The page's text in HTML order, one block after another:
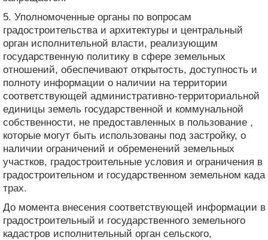
5. Уполномоченные органы по вопросам
градостроительства и архитектуры и центральный
орган исполнительной власти, реализующим
государственную политику в сфере земельных
отношений, обеспечивают открытость, доступность и
полноту информации о наличии на территории
соответствующей административно-территориальной
единицы земель государственной и коммунальной
собственности, не предоставленных в пользование ,
которые могут быть использованы под застройку, о
наличии ограничений и обременений земельных
участков, градостроительные условия и ограничения в
градостроительном и государственном земельном када
трах.
До момента внесения соответствующей информации в
градостроительный и государственного земельного
кадастров исполнительный орган сельского,